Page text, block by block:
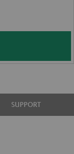
SUPPORT